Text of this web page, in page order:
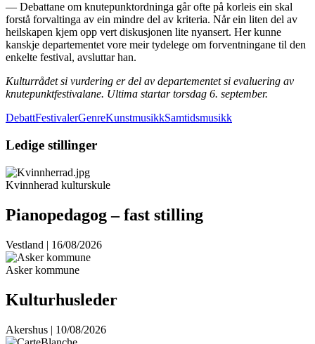
— Debattane om knutepunktordninga går ofte på korleis ein skal
forstå forvaltinga av ein mindre del av kriteria. Når ein liten del av
heilskapen kjem opp vert diskusjonen lite nyansert. Her kunne
kanskje departementet vore meir tydelege om forventningane til den
enkelte festival, avsluttar han.
Kulturrådet si vurdering er del av departementet si evaluering av
knutepunktfestivalane. Ultima startar torsdag 6. september.
DebattFestivalerGenreKunstmusikkSamtidsmusikk
Ledige stillinger
Kvinnherad kulturskule
Pianopedagog – fast stilling
Vestland | 16/08/2026
Asker kommune
Kulturhusleder
Akershus | 10/08/2026